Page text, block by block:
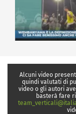
Alcuni video
quindi valutati di
video o gli autori
basterà fare